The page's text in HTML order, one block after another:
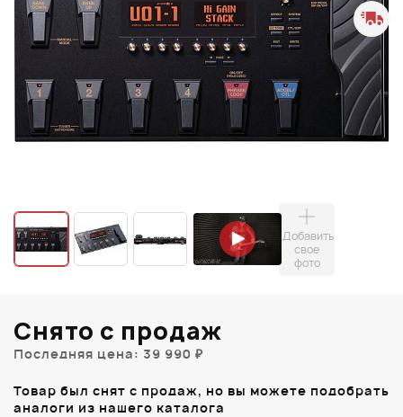
Добавить
свое
фото
Снято с продаж
Последняя цена: 39 990 ₽
Товар был снят с продаж, но вы можете подобрать
аналоги из нашего каталога